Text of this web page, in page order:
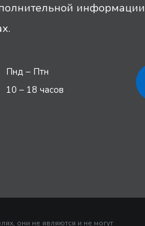
информации
Пнд – Птн
10 – 18 часов
они не являются и не могут